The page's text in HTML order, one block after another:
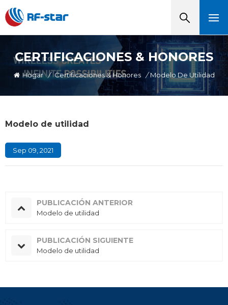
CERTIFICACIONES & HONORES
Hogar / Certificaciones & Honores / Modelo De Utilidad
Modelo de utilidad
Sep 09, 2021
PUBLICACIÓN ANTERIOR
Modelo de utilidad
PUBLICACIÓN SIGUIENTE
Modelo de utilidad